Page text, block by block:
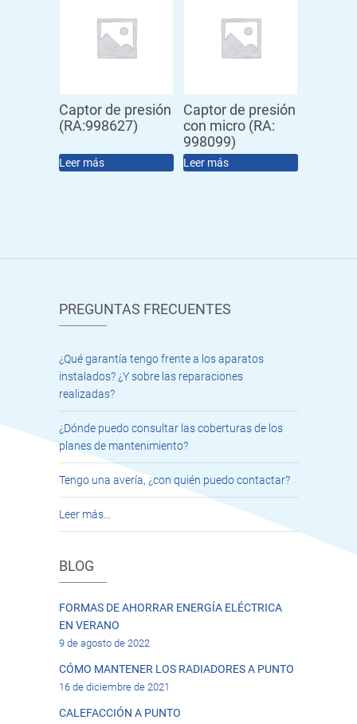
Captor de presión
(RA:998627)
Leer más
Captor de presión
con micro (RA:
998099)
Leer más
PREGUNTAS FRECUENTES
¿Qué garantía tengo frente a los aparatos
instalados? ¿Y sobre las reparaciones
realizadas?
¿Dónde puedo consultar las coberturas de los
planes de mantenimiento?
Tengo una avería, ¿con quién puedo contactar?
Leer más…
BLOG
FORMAS DE AHORRAR ENERGÍA ELÉCTRICA
EN VERANO
9 de agosto de 2022
CÓMO MANTENER LOS RADIADORES A PUNTO
16 de diciembre de 2021
CALEFACCIÓN A PUNTO